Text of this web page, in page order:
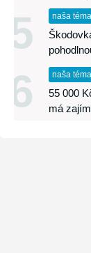
5 naša téma
6 naša téma
55 000
má